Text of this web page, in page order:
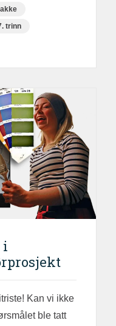
trinn
i
Kan vi ikke
ble tatt